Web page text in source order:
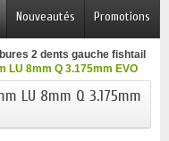
Promotions
Nouveautés
2 dents gauche fishtail
LU 8mm Q 3.175mm EVO
LU 8mm Q 3.175mm